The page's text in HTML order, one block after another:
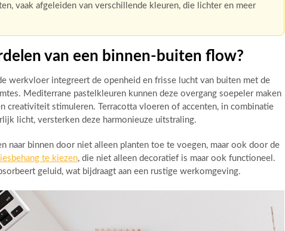
vaak afgeleiden van verschillende kleuren, die lichter en meer
van een binnen-buiten flow?
werkvloer integreert de openheid en frisse lucht van buiten met de
Mediterrane pastelkleuren kunnen deze overgang soepeler maken
creativiteit stimuleren. Terracotta vloeren of accenten, in combinatie
licht, versterken deze harmonieuze uitstraling.
naar binnen door niet alleen planten toe te voegen, maar ook door de
te kiezen, die niet alleen decoratief is maar ook functioneel.
geluid, wat bijdraagt aan een rustige werkomgeving.